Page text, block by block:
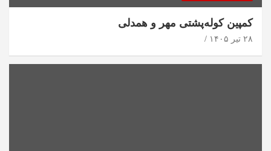
کمپین کوله‌پشتی مهر و همدلی
۲۸ تیر ۱۴۰۵